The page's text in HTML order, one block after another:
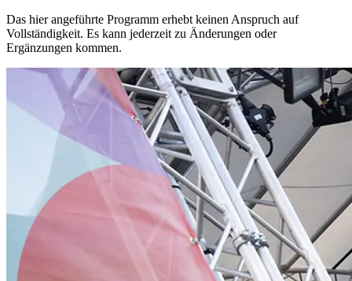
Das hier angeführte Programm erhebt keinen Anspruch auf
Vollständigkeit. Es kann jederzeit zu Änderungen oder
Ergänzungen kommen.